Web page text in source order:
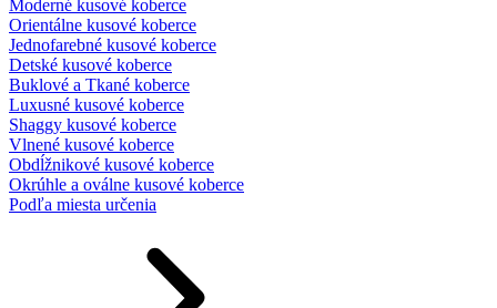
Moderné kusové koberce
Orientálne kusové koberce
Jednofarebné kusové koberce
Detské kusové koberce
Buklové a Tkané koberce
Luxusné kusové koberce
Shaggy kusové koberce
Vlnené kusové koberce
Obdĺžnikové kusové koberce
Okrúhle a oválne kusové koberce
Podľa miesta určenia